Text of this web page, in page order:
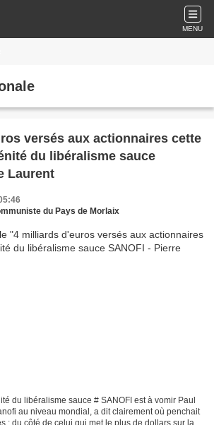
MENU
versés aux actionnaires cette
du libéralisme sauce
Laurent
du Pays de Morlaix
du libéralisme sauce # SANOFI est à vomir Paul
au niveau mondial, a dit clairement où penchait
: du côté de celui qui met le plus de dollars sur la